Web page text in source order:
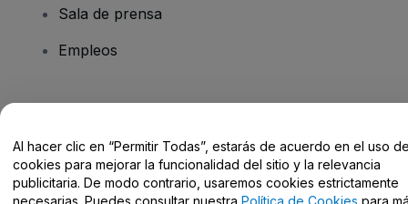
Sala de prensa
Empleos
Centro de Ayuda / Contacto
Al hacer clic en “Permitir Todas”, estarás de acuerdo en el uso
cookies para mejorar la funcionalidad del sitio y la relevancia
publicitaria. De modo contrario, usaremos cookies estrictamente
necesarias. Puedes consultar nuestra Política de Cookies para